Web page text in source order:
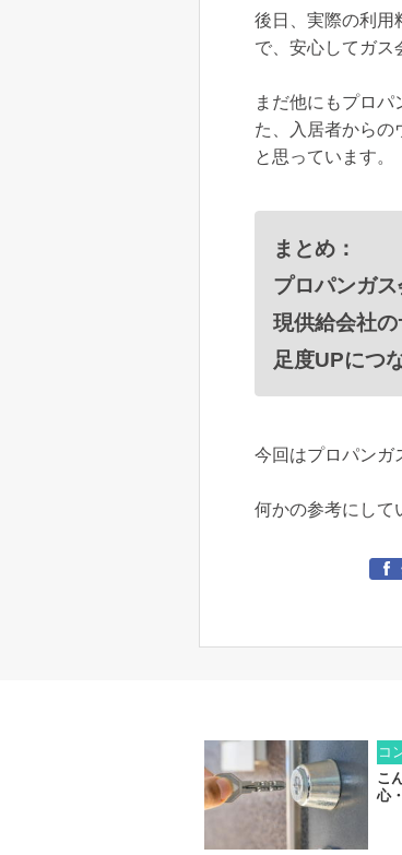
後日、実際の利用
で、安心してガス
まだ他にもプロ
た、入居者からの
と思っています。
まとめ：
プロパンガス
現供給会社
足度UPにつ
今回はプロパンガ
何かの参考にして
コ
こ
心